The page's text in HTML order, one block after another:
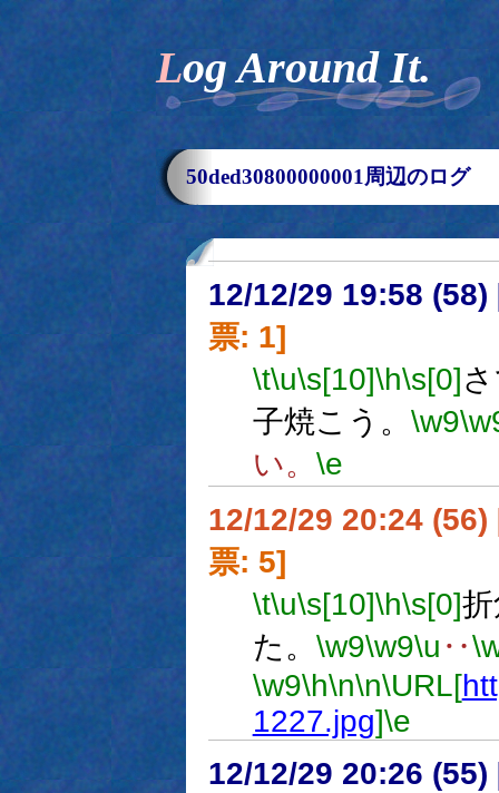
Log Around It.
50ded30800000001周辺のログ
12/12/29 19:58 (58)
票: 1]
\t\u\s[10]\h\s[0]
子焼こう。 \w9
い。 \e
12/12/29 20:24 (56)
票: 5]
\t\u\s[10]\h\s[0]
た。 \w9\w9\u ‥
\w9\h\n\n\URL[
1227.jpg]\e
12/12/29 20:26 (55)